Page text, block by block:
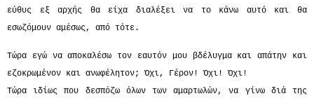
εύθυς εξ αρχής θα είχα διαλέξει να το κάνω αυτό και θα
εσωζόμουν αμέσως, από τότε.
Τώρα εγώ να αποκαλέσω τον εαυτόν μου βδέλυγμα και απάτην και
εζοκρωμένον και ανωφέλητον; Όχι, Γέρον! Όχι! Όχι!
Τώρα ιδίως που δεσπόζω όλων των αμαρτωλών, να γίνω διά της